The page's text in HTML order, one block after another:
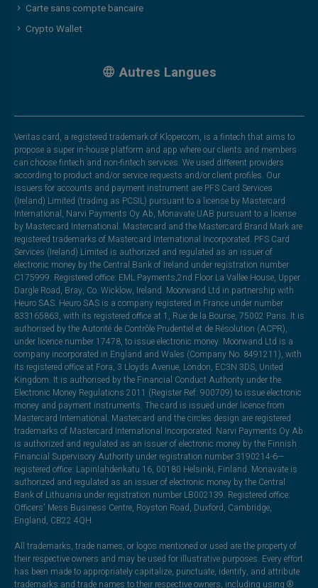
Carte sans compte bancaire
Crypto Wallet
Autres Langues
Veritas card, a registered trademark of Klopercom, is a fintech that aims to
propose a super in-house platform and app where our clients and members
can choose fintech and non-fintech services. We used different providers
according to product and/or service requests and/or client profiles. Our
issuers for accounts and payment instrument are PFS Card Services
(Ireland) Limited (trading as PCSIL) pursuant to a license by Mastercard
International, Narvi Payments Oy Ab, Monavate UAB pursuant to a license
by Mastercard International. Mastercard and the Mastercard Brand Mark are
registered trademarks of Mastercard International Incorporated. PFS Card
Services (Ireland) Limited is authorized and regulated as an issuer of
electronic money by the Central Bank of Ireland under registration number
C175999. Registered office: EML Payments,2nd Floor La Vallee House, Upper
Dargle Road, Bray, Co. Wicklow, Ireland. Moorwand Ltd in partnership with
Heuro SAS. Heuro SAS is a company registered in France under number
833165863, with its registered office at 1, Rue de la Bourse, 75002 Paris. It is
authorised by the Autorité de Contrôle Prudentiel et de Résolution (ACPR),
under licence number 17478, to issue electronic money. Moorwand Ltd is a
company incorporated in England and Wales (Company No. 8491211), with
its registered office at Fora, 3 Lloyds Avenue, London, EC3N 3DS, United
Kingdom. It is authorised by the Financial Conduct Authority under the
Electronic Money Regulations 2011 (Register Ref: 900709) to issue electronic
money and payment instruments. The card is issued under licence from
Mastercard International. Mastercard and the circles design are registered
trademarks of Mastercard International Incorporated. Narvi Payments Oy Ab
is authorized and regulated as an issuer of electronic money by the Finnish
Financial Supervisory Authority under registration number 3190214-6—
registered office: Lapinlahdenkatu 16, 00180 Helsinki, Finland. Monavate is
authorized and regulated as an issuer of electronic money by the Central
Bank of Lithuania under registration number LB002139. Registered office:
Officers' Mess Business Centre, Royston Road, Duxford, Cambridge,
England, CB22 4QH.
All trademarks, trade names, or logos mentioned or used are the property of
their respective owners and may be used for illustrative purposes. Every effort
has been made to appropriately capitalize, punctuate, identify, and attribute
trademarks and trade names to their respective owners, including using ®